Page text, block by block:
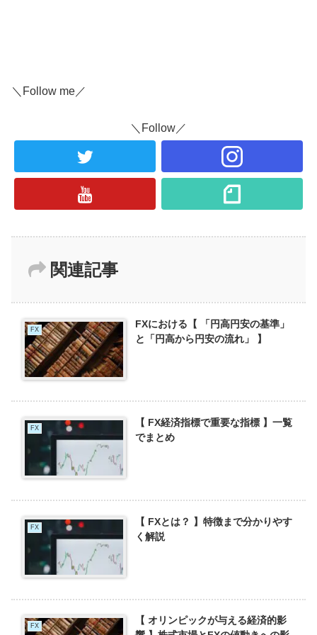
＼Follow me／
＼Follow／
関連記事
FX
FXにおける【 「円高円安の基準」
と「円高から円安の流れ」 】
FX
【 FX経済指標で重要な指標 】一覧
でまとめ
FX
【 FXとは？ 】特徴まで分かりやす
く解説
FX
【 オリンピックが与える経済的影